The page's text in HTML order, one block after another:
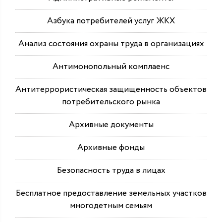
Азбука потребителей услуг ЖКХ
Анализ состояния охраны труда в организациях
Антимонопольный комплаенс
Антитеррористическая защищенность объектов
потребительского рынка
Архивные документы
Архивные фонды
Безопасность труда в лицах
Бесплатное предоставление земельных участков
многодетным семьям